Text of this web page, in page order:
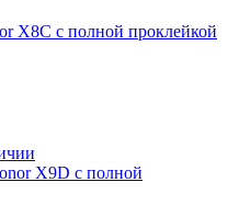
X8C с полной проклейкой